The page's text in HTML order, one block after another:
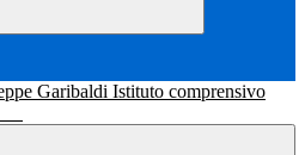
Istituto comprensivo